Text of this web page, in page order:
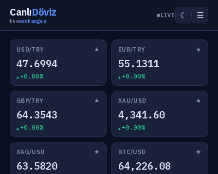
CanlıDöviz
liveexchanges
LIVE ☾ ☰
USD/TRY ★
47.6994
+0.00%
EUR/TRY ★
55.1311
+0.00%
GBP/TRY ★
64.3543
+0.00%
XAU/USD ★
4,341.60
+0.00%
XAG/USD ★
63.5820
BTC/USD ★
64,226.08